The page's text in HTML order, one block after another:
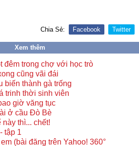
Chia Sẻ: Facebook Twitter
Xem thêm
đêm trong chợ với học trò
cũng vãi đái
biến thành gà trống
trinh thời sinh viên
giờ văng tục
ở cầu Đò Bè
này thì... chết!
tập 1
(bài đăng trên Yahoo! 360°